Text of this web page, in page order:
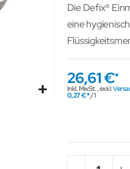
Die Defix®
eine
26,61 €
Inkl. MwSt.,exkl.
0,27 € / 1